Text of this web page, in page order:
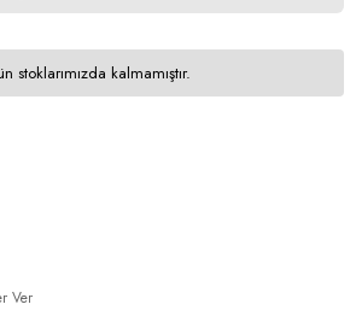
stoklarımızda kalmamıştır.
Ver